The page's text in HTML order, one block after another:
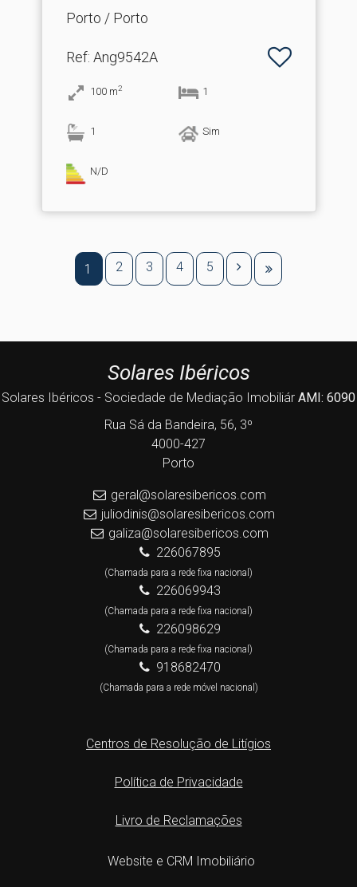
Porto / Porto
Ref: Ang9542A
100 m2 1
1 Sim
N/D
1 2 3 4 5
Solares Ibéricos
Solares Ibéricos - Sociedade de Mediação Imobiliár AMI: 6090
Rua Sá da Bandeira, 56, 3º
4000-427
Porto
geral@solaresibericos.com
juliodinis@solaresibericos.com
galiza@solaresibericos.com
226067895
(Chamada para a rede fixa nacional)
226069943
(Chamada para a rede fixa nacional)
226098629
(Chamada para a rede fixa nacional)
918682470
(Chamada para a rede móvel nacional)
Centros de Resolução de Litígios
Política de Privacidade
Livro de Reclamações
Website e CRM Imobiliário